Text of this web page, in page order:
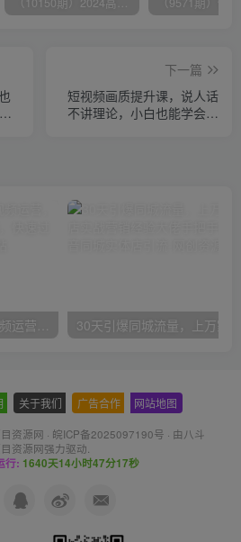
下一篇
短视频画质提升课，说人话
不讲理论，小白也能学会的
2024年盘点视频号中视频运营，盘点视频号创作分成计划，快速过原创日入300+
关于我们 广告合作 网站地图
资源网 · 皖ICP备2025097190号 · 由八斗
资源网强力驱动.
行: 1640天14小时47分18秒